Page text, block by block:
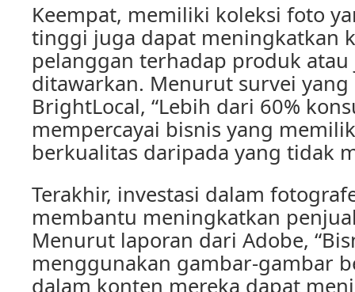
Keempat, memiliki koleksi foto
tinggi juga dapat meningkatkan
pelanggan terhadap produk atau
ditawarkan. Menurut survei
BrightLocal, “Lebih dari 60%
mempercayai bisnis yang
berkualitas daripada yang tidak
Terakhir, investasi dalam
membantu meningkatkan
Menurut laporan dari Adobe,
menggunakan gambar-gambar
dalam konten mereka dapat